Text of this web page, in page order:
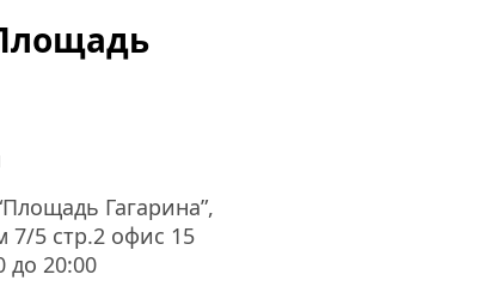
Гагарина”,
7/5 стр.2 офис 15
до 20:00